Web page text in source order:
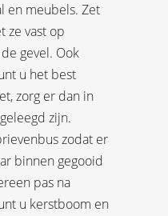
en meubels. Zet
ze vast op
gevel. Ook
u het best
zorg er dan in
zijn.
zodat er
binnen gegooid
pas na
u kerstboom en